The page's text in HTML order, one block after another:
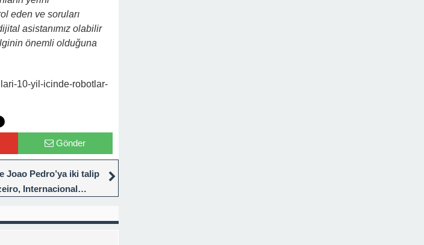
eden ve soruları
asistanımız olabilir
önemli olduğuna
10-yil-icinde-robotlar-
Gönder
Joao Pedro’ya iki talip
Internacional…